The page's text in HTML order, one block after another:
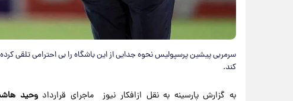
سرمربی پیشین پرسپولیس نحوه جدایی از این باشگاه را بی احترامی تلقی
کند.
به گزارش پارسینه به نقل ازافکار نیوز ماجرای قراردادوحید